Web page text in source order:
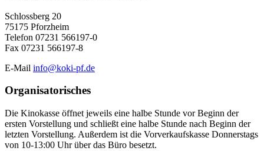
Schlossberg 20
75175 Pforzheim
Telefon 07231 566197-0
Fax 07231 566197-8
E-Mail info@koki-pf.de
Organisatorisches
Die Kinokasse öffnet jeweils eine halbe Stunde vor Beginn der
ersten Vorstellung und schließt eine halbe Stunde nach Beginn der
letzten Vorstellung. Außerdem ist die Vorverkaufskasse Donnerstags
von 10-13:00 Uhr über das Büro besetzt.